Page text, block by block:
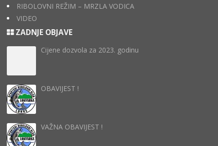
RIBOLOVNI REŽIM – MRZLA VODICA
VIDEO
ZADNJE OBJAVE
Cijene dozvola za 2023. godinu
OBAVIJEST !
VAŽNA OBAVIJEST !